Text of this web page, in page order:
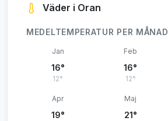
Väder i Oran
MEDELTEMPERATUR PER MÅNAD
Jan
16°
12°
Feb
16°
12°
Apr
19°
Maj
21°